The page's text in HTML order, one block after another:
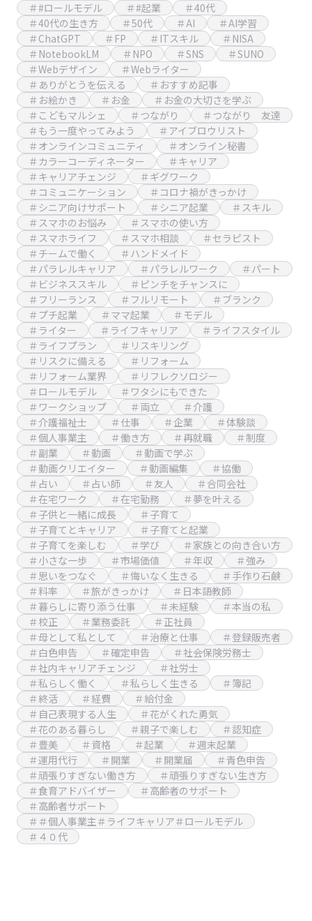
＃#ロールモデル ＃#起業
＃40代
＃40代の生き方
＃50代 ＃AI
＃AI学習
＃ChatGPT
＃FP ＃ITスキル
＃NISA
＃NotebookLM
＃NPO ＃SNS
＃SUNO
＃Webデザイン
＃Webライター
＃ありがとうを伝える
＃おすすめ記事
＃お絵かき
＃お金
＃お金の大切さを学ぶ
＃こどもマルシェ
＃つながり
＃つながり 友達
＃もう一度やってみよう
＃アイブロウリスト
＃オンラインコミュニティ
＃オンライン秘書
＃カラーコーディネーター
＃キャリア
＃キャリアチェンジ
＃ギグワーク
＃コミュニケーション
＃コロナ禍がきっかけ
＃シニア向けサポート
＃シニア起業
＃スキル
＃スマホのお悩み
＃スマホの使い方
＃スマホライフ
＃スマホ相談
＃セラピスト
＃チームで働く
＃ハンドメイド
＃パラレルキャリア
＃パラレルワーク
＃パート
＃ビジネススキル
＃ピンチをチャンスに
＃フリーランス
＃フルリモート
＃ブランク
＃プチ起業
＃ママ起業
＃モデル
＃ライター
＃ライフキャリア
＃ライフスタイル
＃ライフプラン
＃リスキリング
＃リスクに備える
＃リフォーム
＃リフォーム業界
＃リフレクソロジー
＃ロールモデル
＃ワタシにもできた
＃ワークショップ
＃両立
＃介護
＃介護福祉士
＃仕事 ＃企業
＃体験談
＃個人事業主
＃働き方 ＃再就職
＃制度
＃副業
＃動画
＃動画で学ぶ
＃動画クリエイター
＃動画編集
＃協働
＃占い
＃占い師 ＃友人
＃合同会社
＃在宅ワーク
＃在宅勤務
＃夢を叶える
＃子供と一緒に成長
＃子育て
＃子育てとキャリア
＃子育てと起業
＃子育てを楽しむ
＃学び
＃家族との向き合い方
＃小さな一歩
＃市場価値 ＃年収
＃強み
＃思いをつなぐ
＃悔いなく生きる
＃手作り石鹸
＃料率
＃旅がきっかけ
＃日本語教師
＃暮らしに寄り添う仕事
＃未経験
＃本当の私
＃校正
＃業務委託
＃正社員
＃母として私として
＃治療と仕事
＃登録販売者
＃白色申告
＃確定申告
＃社会保険労務士
＃社内キャリアチェンジ
＃社労士
＃私らしく働く
＃私らしく生きる
＃簿記
＃終活
＃経費
＃給付金
＃自己表現する人生
＃花がくれた勇気
＃花のある暮らし
＃親子で楽しむ
＃認知症
＃豊美
＃資格 ＃起業
＃週末起業
＃運用代行
＃開業 ＃開業届
＃青色申告
＃頑張りすぎない働き方
＃頑張りすぎない生き方
＃食育アドバイザー
＃高齢者のサポート
＃高齢者サポート
＃＃個人事業主＃ライフキャリア＃ロールモデル
＃４０代